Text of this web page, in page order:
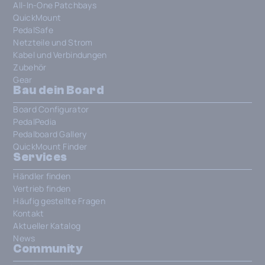
All-In-One Patchbays
QuickMount
PedalSafe
Netzteile und Strom
Kabel und Verbindungen
Zubehör
Gear
Bau dein Board
Board Configurator
PedalPedia
Pedalboard Gallery
QuickMount Finder
Services
Händler finden
Vertrieb finden
Häufig gestellte Fragen
Kontakt
Aktueller Katalog
News
Community